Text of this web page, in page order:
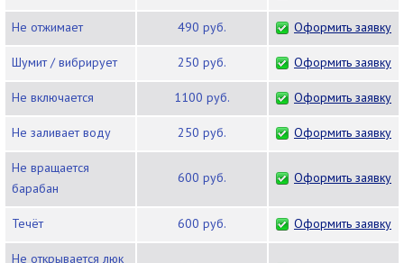
Не отжимает 490 руб. Оформить заявку
Шумит / вибрирует 250 руб. Оформить заявку
Не включается 1100 руб. Оформить заявку
Не заливает воду 250 руб. Оформить заявку
Не вращается
барабан
600 руб. Оформить заявку
Течёт 600 руб. Оформить заявку
Не открывается люк